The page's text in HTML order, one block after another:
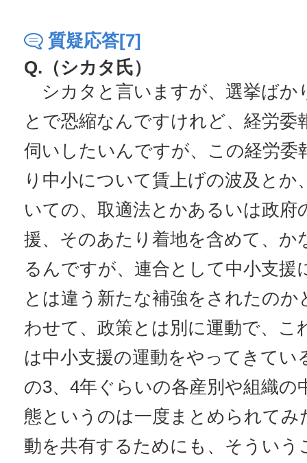
質疑応答[7]
Q.（シカタ氏）
シカタと言いますが、選挙ばか
とで恐縮なんですけれど、経労委
伺いしたいんですが、この経労委
り中小について賃上げの波及とか
いての、取適法とかあるいは政府
援、そのあたり着地を含めて、か
るんですが、連合として中小支援
とは違う新たな補強をされたの
わせて、政策とは別に運動で、こ
は中小支援の運動をやってきてい
の3、4年ぐらいの各産別や組織の
態というのは一度まとめられてみ
動を共有するためにも、そういう